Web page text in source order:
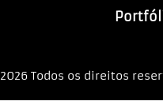
2026 Todos os direitos